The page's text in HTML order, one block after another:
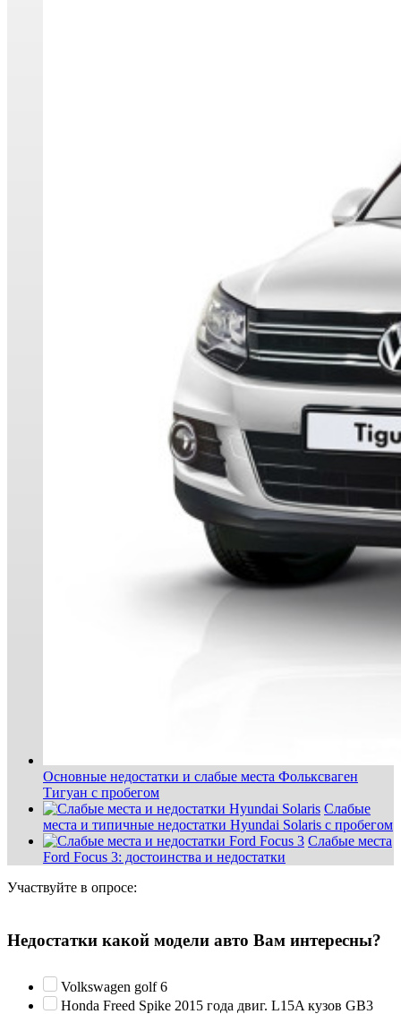
Основные недостатки и слабые места Фольксваген
Тигуан с пробегом
Слабые
места и типичные недостатки Hyundai Solaris с пробегом
Слабые места
Ford Focus 3: достоинства и недостатки
Участвуйте в опросе:
Недостатки какой модели авто Вам интересны?
Volkswagen golf 6
Honda Freed Spike 2015 года двиг. L15A кузов GB3